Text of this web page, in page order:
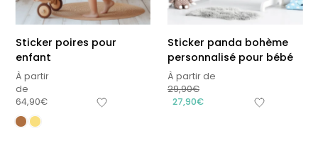
Sticker poires pour
enfant
À partir
de
64,90€
Sticker panda bohème
personnalisé pour bébé
À partir de
29,90€
27,90€